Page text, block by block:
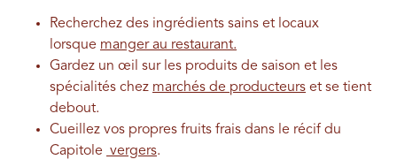
Recherchez des ingrédients sains et locaux
lorsque manger au restaurant.
Gardez un œil sur les produits de saison et les
spécialités chez marchés de producteurs et se tient
debout.
Cueillez vos propres fruits frais dans le récif du
Capitole vergers.